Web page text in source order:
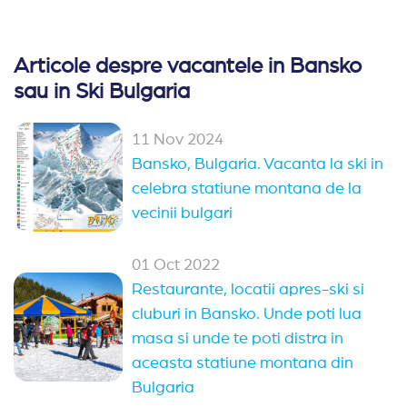
alocuri - adica am cerut pachete pt partie sa
plecam la ora 7 am si cauta motive sa nu mai se
duca ea sa comande la bucatarie si sa ne
descurcam cu ce avem. Alti doi receptionezi, unul
chinez tanar, au fost ok! Trebuie sa mentionez ca
NU au cafea!!! nu au niciun automat de cafea
macar in holul hotelului! la mic dejun au numa Ness
!nu cafea! Coada aceea de la baza- din Bansko -
cred ca te mai duci vreodata in Bansko! Stai cu
orele la coada si copiii se topesc langa tine....
Restaurantele din statiune, majoritatea, is faine.
Drumul pana in Bansko e destupat, mare parte
autostrada, blocajul e la pod la Giurgiu-Ruse.
Benzina/motorina e mai ieftina la ei.
Articole despre vacantele in Bansko
sau in Ski Bulgaria
11 Nov 2024
Bansko, Bulgaria. Vacanta la ski in
celebra statiune montana de la
vecinii bulgari
01 Oct 2022
Restaurante, locatii apres-ski si
cluburi in Bansko. Unde poti lua
masa si unde te poti distra in
aceasta statiune montana din
Bulgaria